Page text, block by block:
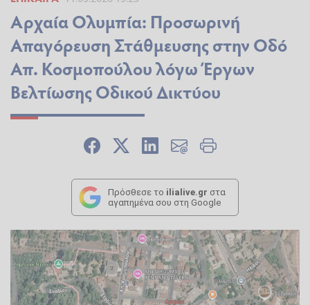
Αρχαία Ολυμπία: Προσωρινή
Απαγόρευση Στάθμευσης στην Οδό
Απ. Κοσμοπούλου λόγω Έργων
Βελτίωσης Οδικού Δικτύου
Πρόσθεσε το ilialive.gr στα
αγαπημένα σου στη Google